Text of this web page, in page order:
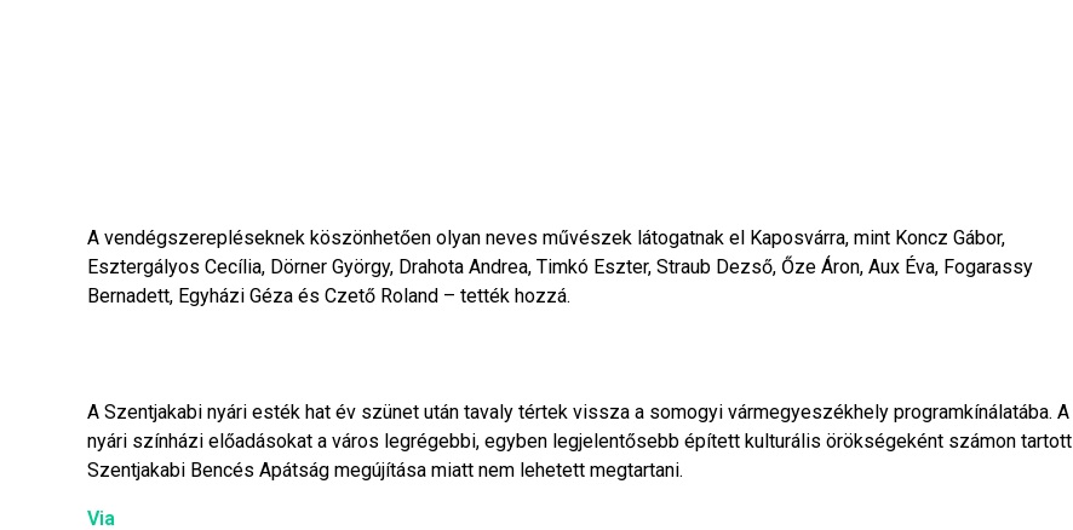
A vendégszerepléseknek köszönhetően olyan neves művészek látogatnak el Kaposvárra, mint Koncz Gábor,
Esztergályos Cecília, Dörner György, Drahota Andrea, Timkó Eszter, Straub Dezső, Őze Áron, Aux Éva, Fogarassy
Bernadett, Egyházi Géza és Czető Roland – tették hozzá.
A Szentjakabi nyári esték hat év szünet után tavaly tértek vissza a somogyi vármegyeszékhely programkínálatába. A
nyári színházi előadásokat a város legrégebbi, egyben legjelentősebb épített kulturális örökségeként számon tartott
Szentjakabi Bencés Apátság megújítása miatt nem lehetett megtartani.
Via